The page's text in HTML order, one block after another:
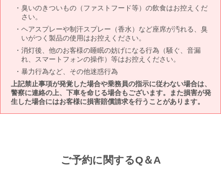
臭いのきついもの（ファストフード等）の飲食はお控えくだ
さい。
ヘアスプレーや制汗スプレー（香水）など座席が汚れる、臭
いがつく製品の使用はお控えください。
消灯後、他のお客様の睡眠の妨げになる行為（騒ぐ、音漏
れ、スマートフォンの操作）等はお控えください。
暴力行為など、その他迷惑行為
上記禁止事項が発覚した場合や乗務員の指示に従わない場合は、
警察に連絡の上、下車を命じる場合もございます。また損害が発
生した場合にはお客様に損害賠償請求を行うことがあります。
ご予約に関するQ＆A